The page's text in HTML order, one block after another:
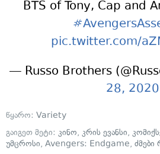
BTS of Tony, Cap and
pic.twitter.com/
— Russo Brothers
28, 2020
წყარო: Variety
გაიგეთ მეტი: კინო, კრის ევანსი,
უმცროსი, Avengers: Endgame, ძმები